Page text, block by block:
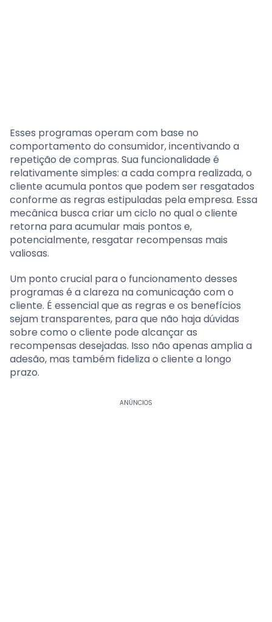
Esses programas operam com base no
comportamento do consumidor, incentivando a
repetição de compras. Sua funcionalidade é
relativamente simples: a cada compra realizada, o
cliente acumula pontos que podem ser resgatados
conforme as regras estipuladas pela empresa. Essa
mecânica busca criar um ciclo no qual o cliente
retorna para acumular mais pontos e,
potencialmente, resgatar recompensas mais
valiosas.
Um ponto crucial para o funcionamento desses
programas é a clareza na comunicação com o
cliente. É essencial que as regras e os benefícios
sejam transparentes, para que não haja dúvidas
sobre como o cliente pode alcançar as
recompensas desejadas. Isso não apenas amplia a
adesão, mas também fideliza o cliente a longo
prazo.
ANÚNCIOS